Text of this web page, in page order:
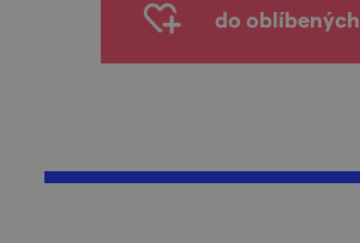
do oblíbených